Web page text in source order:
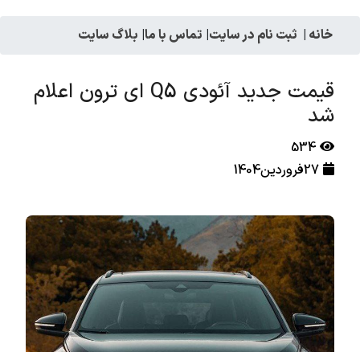
خانه | ثبت نام در سایت| تماس با ما| بلاگ سایت
قیمت جدید آئودی Q5 ای ترون اعلام
شد
534
27فروردین1404